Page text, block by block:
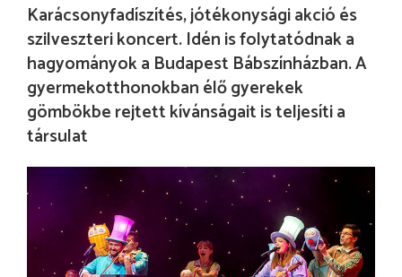
Karácsonyfadíszítés, jótékonysági akció és
szilveszteri koncert. Idén is folytatódnak a
hagyományok a Budapest Bábszínházban. A
gyermekotthonokban élő gyerekek
gömbökbe rejtett kívánságait is teljesíti a
társulat